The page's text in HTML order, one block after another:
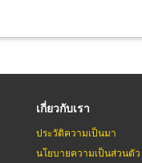
เกี่ยวกับเรา
ประวัติความเป็นมา
นโยบายความเป็นส่วนตัว